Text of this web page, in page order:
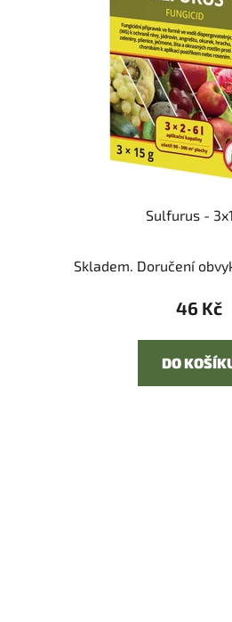
Sulfurus -
Skladem. Doručení
46 Kč
DO